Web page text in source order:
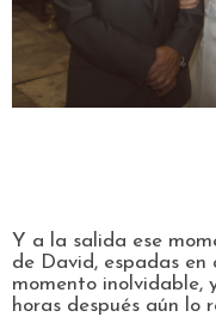
Y a la salida ese
de David, espadas en
momento inolvidable,
horas después aún lo